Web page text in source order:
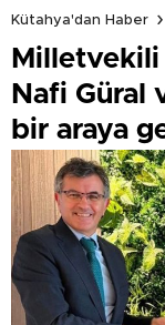
Kütahya'dan Haber
Milletvekili
Nafi Güral
bir araya